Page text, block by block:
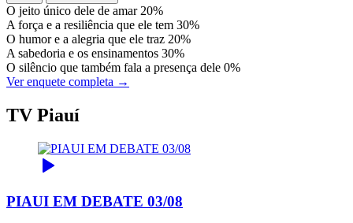
O jeito único dele de amar 20%
A força e a resiliência que ele tem 30%
O humor e a alegria que ele traz 20%
A sabedoria e os ensinamentos 30%
O silêncio que também fala a presença dele 0%
Ver enquete completa →
TV Piauí
PIAUI EM DEBATE 03/08